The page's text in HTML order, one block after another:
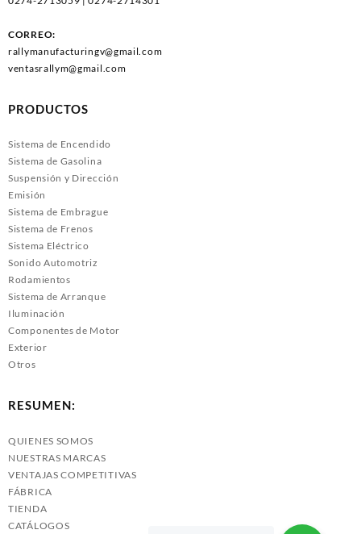
CORREO:
rallymanufacturingv@gmail.com
ventasrallym@gmail.com
PRODUCTOS
Sistema de Encendido
Sistema de Gasolina
Suspensión y Dirección
Emisión
Sistema de Embrague
Sistema de Frenos
Sistema Eléctrico
Sonido Automotriz
Rodamientos
Sistema de Arranque
Iluminación
Componentes de Motor
Exterior
Otros
RESUMEN:
QUIENES SOMOS
NUESTRAS MARCAS
VENTAJAS COMPETITIVAS
FÁBRICA
TIENDA
CATÁLOGOS